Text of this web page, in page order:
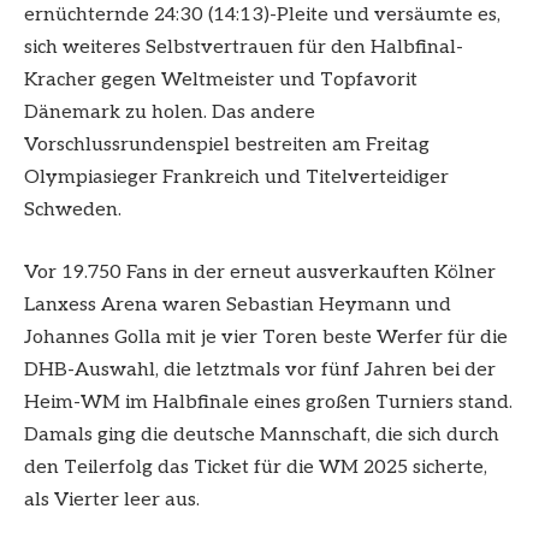
ernüchternde 24:30 (14:13)-Pleite und versäumte es,
sich weiteres Selbstvertrauen für den Halbfinal-
Kracher gegen Weltmeister und Topfavorit
Dänemark zu holen. Das andere
Vorschlussrundenspiel bestreiten am Freitag
Olympiasieger Frankreich und Titelverteidiger
Schweden.
Vor 19.750 Fans in der erneut ausverkauften Kölner
Lanxess Arena waren Sebastian Heymann und
Johannes Golla mit je vier Toren beste Werfer für die
DHB-Auswahl, die letztmals vor fünf Jahren bei der
Heim-WM im Halbfinale eines großen Turniers stand.
Damals ging die deutsche Mannschaft, die sich durch
den Teilerfolg das Ticket für die WM 2025 sicherte,
als Vierter leer aus.